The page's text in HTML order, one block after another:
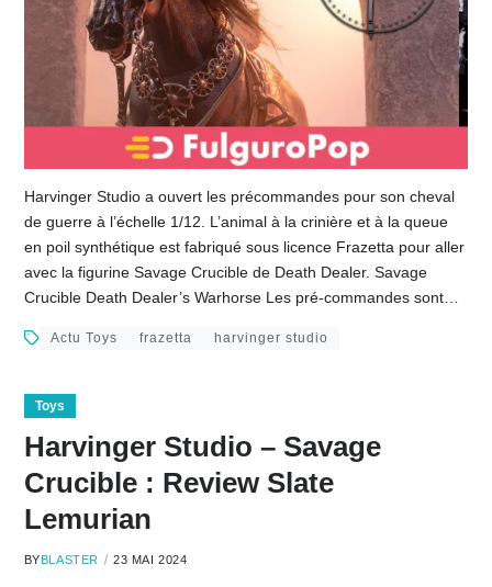
Harvinger Studio a ouvert les précommandes pour son cheval
de guerre à l’échelle 1/12. L’animal à la crinière et à la queue
en poil synthétique est fabriqué sous licence Frazetta pour aller
avec la figurine Savage Crucible de Death Dealer. Savage
Crucible Death Dealer’s Warhorse Les pré-commandes sont…
Actu Toys frazetta harvinger studio
Toys
Harvinger Studio – Savage
Crucible : Review Slate
Lemurian
BYBLASTER 23 MAI 2024